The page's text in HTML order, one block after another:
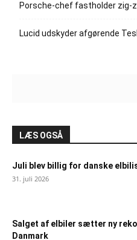
Porsche-chef fastholder zig-
Lucid udskyder afgørende
LÆS OGSÅ
Juli blev billig for danske
31. juli 2026
Salget af elbiler sætter ny
Danmark